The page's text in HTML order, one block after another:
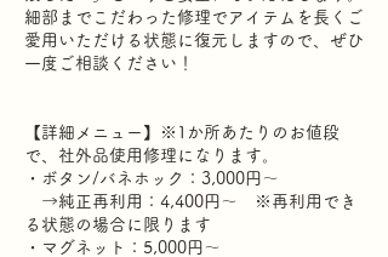
細部までこだわった修理でアイテムを長くご
愛用いただける状態に復元しますので、ぜひ
一度ご相談ください！
【詳細メニュー】※1か所あたりのお値段
で、社外品使用修理になります。
・ボタン/バネホック：3,000円～
→純正再利用：4,400円～ ※再利用でき
る状態の場合に限ります
・マグネット：5,000円～